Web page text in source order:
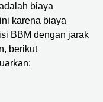
biaya
karena biaya
BBM dengan jarak
berikut